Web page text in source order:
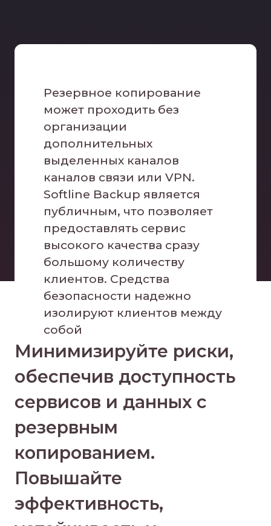
Резервное копирование
может проходить без
организации
дополнительных
выделенных каналов
каналов связи или VPN.
Softline Backup является
публичным, что позволяет
предоставлять сервис
высокого качества сразу
большому количеству
клиентов. Средства
безопасности надежно
изолируют клиентов между
собой
Минимизируйте риски,
обеспечив доступность
сервисов и данных с
резервным
копированием.
Повышайте
эффективность,